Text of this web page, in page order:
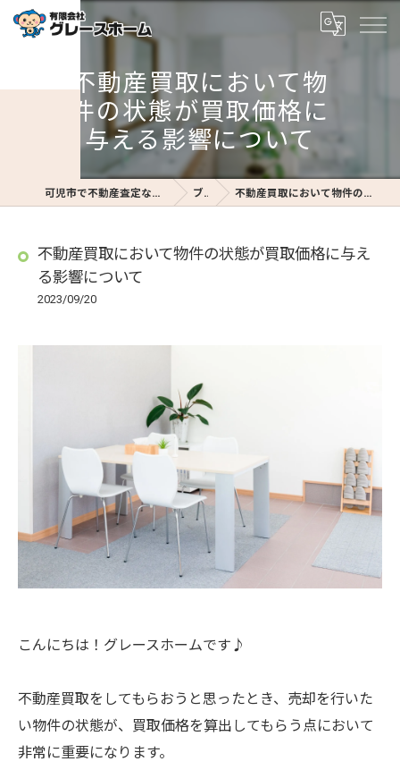
不動産買取において物
件の状態が買取価格に
与える影響について
可児市で不動産査定なら不動産査定のグレースホーム ブログ 不動産買取において物件の状態が買取価格に与える影響について
不動産買取において物件の状態が買取価格に与え
る影響について
2023/09/20
こんにちは！グレースホームです♪
不動産買取をしてもらおうと思ったとき、売却を行いた
い物件の状態が、買取価格を算出してもらう点において
非常に重要になります。